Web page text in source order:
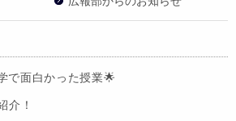
で面白かった授業🌟
介！